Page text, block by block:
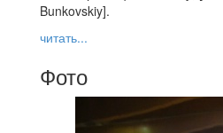
Bunkovskiy].
читать...
Фото